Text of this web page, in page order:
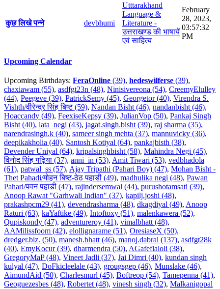
कुछ लिखे पन्ने devbhumi
Utttarakhand
Language &
Literature -
उत्तराखण्ड की भाषायें
एवं साहित्य
February
28, 2023,
03:57:32
PM
Upcoming Calendar
Upcoming Birthdays: FeraOnline (39), hedeswilferse (39),
chaxiawam (55), asdfgt23n (48), Ninisivereona (54), CreemyElulley
(44), Peegeve (39), PatrickSemy (45), Georgetor (40), Virendra S.
Vishth/वीरेन्द्र सिंह बिष्ट (59), Nandan Bisht (46), nandanbisht (46),
Hoaccandy (49), FeexiseKepsy (39), JulianVop (50), Pankaj Singh
Bisht (40), lata_negi (43), jagat.singh.bisht (39), raj sharma (35),
narendrasingh.k (40), sameer singh mehta (37), mannuvicky (36),
deepikakholia (40), Santosh Kotiyal (64), pankajbisth (38),
Devender Uniyal (64), kripalsinghbisht (58), Mahindra Negi (45),
विनोद सिंह गढ़िया (37), anni_in (53), Amit Tiwari (53), vedbhadola
(61), patwal_ss (57), Ajay Tripathi (Pahari Boy) (47), Mohan Bisht -
Thet Pahadi/मोहन बिष्ट-ठेठ पहाडी (49), madhulika negi (48), Pawan
Pahari/पवन पहाडी (47), rajindersemwal (44), purushotamsati (39),
Anoop Rawat "Garhwali Indian" (37), kapilj.joshi (48),
prakashpcm29 (41), devendrasharma (48), dkagdiyal (49), Anoop
Raturi (63), kaYaftike (49), Intoftoxy (51), malenkawera (52),
Qupiskondy (47), adventureroy (41), vimalbhatt (48),
AAMilissfoom (42), elollignarame (51), OresiaseX (50),
dredger.biz. (50), manesh.bhatt (46), manoj.dabral (137), asdfgt28k
(40), EmyKocur (39), dharmendra (50), AGafeflaloli (38),
GregoryMaP (48), Vineet Jadli (37), Jai Dimri (40), kundan singh
kulyal (47), DoFkicleelale (43), grougsgep (46), Munslake (46),
AimundAid (50), Charlesmurl (45), Boftreop (54), Tamepenna (41),
Geoguezesbes (48), Robertet (48), vinesh singh (32), Malkanigopal